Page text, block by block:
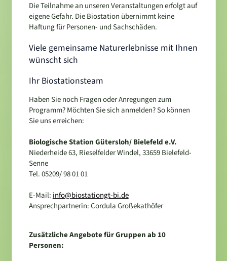
Die Teilnahme an unseren Veranstaltungen erfolgt auf
eigene Gefahr. Die Biostation übernimmt keine
Haftung für Personen- und Sachschäden.
Viele gemeinsame Naturerlebnisse mit Ihnen
wünscht sich
Ihr Biostationsteam
Haben Sie noch Fragen oder Anregungen zum
Programm? Möchten Sie sich anmelden? So können
Sie uns erreichen:
Biologische Station Gütersloh/ Bielefeld e.V.
Niederheide 63, Rieselfelder Windel, 33659 Bielefeld-
Senne
Tel. 05209/ 98 01 01
E-Mail: info@biostationgt-bi.de
Ansprechpartnerin: Cordula Großekathöfer
Zusätzliche Angebote für Gruppen ab 10
Personen: